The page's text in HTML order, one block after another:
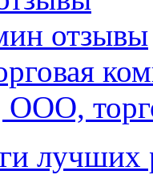
отзывы
ООО,
лучших